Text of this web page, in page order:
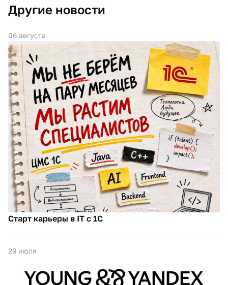
Другие новости
06 августа
Старт карьеры в IT с 1С
29 июля